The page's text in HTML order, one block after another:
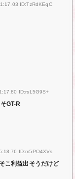
ID:TzRdKEqC
ID:rsL5G9S+
GT-R
ID:m5PO4XVs
こ利益出そうだけど